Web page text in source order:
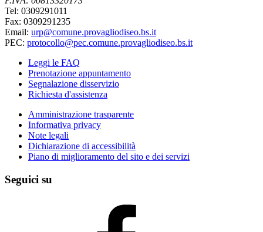
Tel: 0309291011
Fax: 0309291235
Email: urp@comune.provagliodiseo.bs.it
PEC: protocollo@pec.comune.provagliodiseo.bs.it
Leggi le FAQ
Prenotazione appuntamento
Segnalazione disservizio
Richiesta d'assistenza
Amministrazione trasparente
Informativa privacy
Note legali
Dichiarazione di accessibilità
Piano di miglioramento del sito e dei servizi
Seguici su